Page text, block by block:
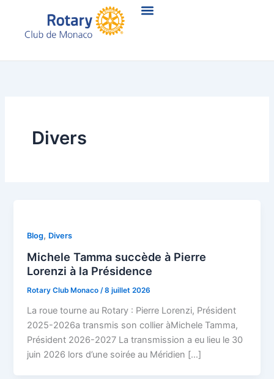
contenu
Divers
Blog, Divers
Michele Tamma succède à Pierre
Lorenzi à la Présidence
Rotary Club Monaco/8 juillet 2026
La roue tourne au Rotary : Pierre Lorenzi, Président
2025-2026a transmis son collier àMichele Tamma,
Président 2026-2027 La transmission a eu lieu le 30
juin 2026 lors d’une soirée au Méridien […]